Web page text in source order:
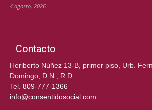
4 agosto, 2026
Contacto
Heriberto Núñez 13-B, primer piso, Urb.
Domingo, D.N., R.D.
Tel. 809-777-1366
info@consentidosocial.com